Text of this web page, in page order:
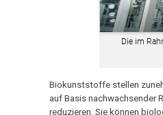
Die im
Biokunststoffe stellen
auf Basis nachwachsender
reduzieren. Sie können